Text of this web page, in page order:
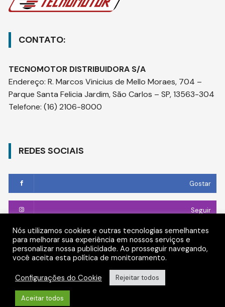
CONTATO:
TECNOMOTOR DISTRIBUIDORA S/A
Endereço:R. Marcos Vinicius de Mello Moraes, 704 –
Parque Santa Felicia Jardim, São Carlos – SP, 13563-304
Telefone:(16) 2106-8000
REDES SOCIAIS
Gostar
Seguir
Conectar
Nós utilizamos cookies e outras tecnologias semelhantes
para melhorar sua experiência em nossos serviços e
personalizar nossa publicidade. Ao prosseguir navegando,
você aceita esta política de monitoramento.
Configurações do Cookie
Rejeitar todos
Aceitar todos